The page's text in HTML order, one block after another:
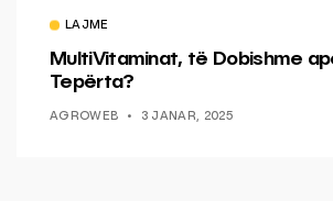
LAJME
MultiVitaminat, të Dobishme
Tepërta?
AGROWEB 3 JANAR, 2025